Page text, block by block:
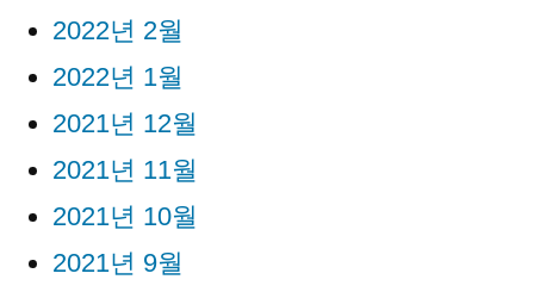
2022년 2월
2022년 1월
2021년 12월
2021년 11월
2021년 10월
2021년 9월